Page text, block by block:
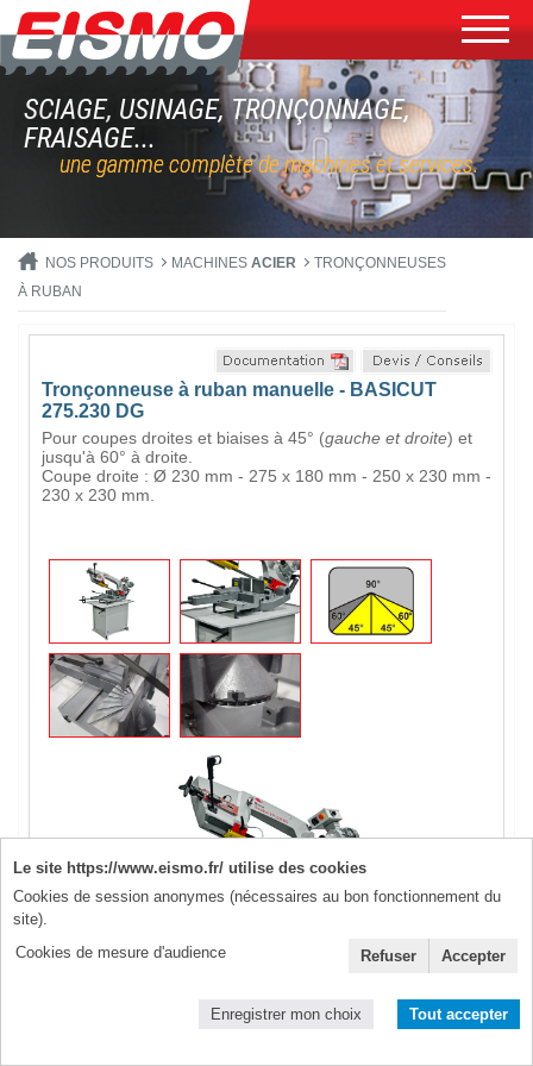
SCIAGE, USINAGE, TRONÇONNAGE,
FRAISAGE...
une gamme complète de machines et services.
NOS PRODUITS MACHINES ACIER
TRONÇONNEUSES
À RUBAN
Tronçonneuse à ruban manuelle - BASICUT
275.230 DG
Pour coupes droites et biaises à 45° (gauche et droite) et
jusqu'à 60° à droite.
Coupe droite : Ø 230 mm - 275 x 180 mm - 250 x 230 mm -
230 x 230 mm.
Le site https://www.eismo.fr/ utilise des cookies
Cookies de session anonymes (nécessaires au bon fonctionnement du
site).
Cookies de mesure d'audience
Refuser Accepter
Enregistrer mon choix Tout accepter